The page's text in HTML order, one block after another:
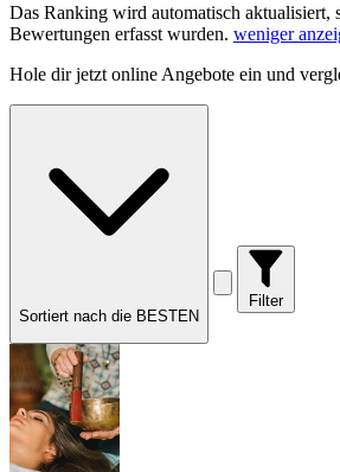
Das Ranking wird automatisch aktualisiert,
Bewertungen erfasst wurden. weniger
Hole dirjetzt online Angebote ein und
Sortiert nach die BESTEN
Filter